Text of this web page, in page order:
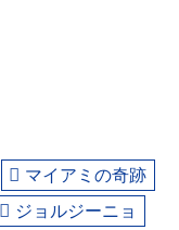
マイアミの奇跡
ジョルジーニョ